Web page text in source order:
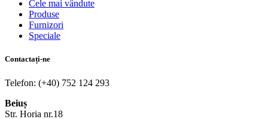
Cele mai vândute
Produse
Furnizori
Speciale
Contactați-ne
Telefon: (+40) 752 124 293
Beiuș
Str. Horia nr.18